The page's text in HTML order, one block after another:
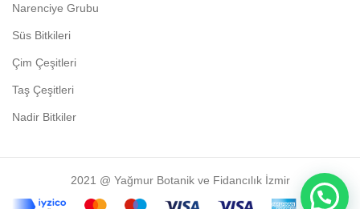
Narenciye Grubu
Süs Bitkileri
Çim Çeşitleri
Taş Çeşitleri
Nadir Bitkiler
2021 @ Yağmur Botanik ve Fidancılık İzmir